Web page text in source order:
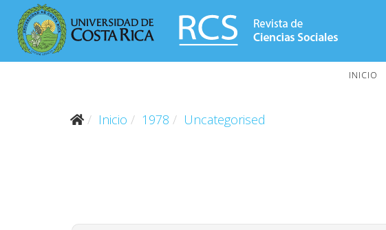
INICIO
Inicio 1978 Uncategorised